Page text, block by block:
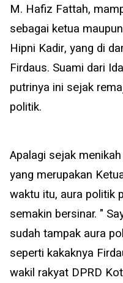
M. Hafiz Fattah,
sebagai ketua
Hipni Kadir, yang di
Firdaus. Suami dari
putrinya ini sejak
politik.
Apalagi sejak
yang merupakan
waktu itu, aura politik
semakin bersinar. "
sudah tampak aura
seperti kakaknya
wakil rakyat DPRD